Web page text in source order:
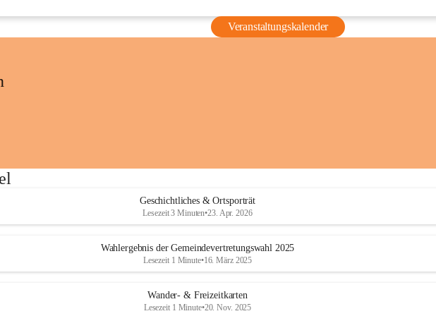
Veranstaltungskalender
Geschichtliches & Ortsporträt
Lesezeit 3 Minuten•23. Apr. 2026
Wahlergebnis der Gemeindevertretungswahl 2025
Lesezeit 1 Minute•16. März 2025
Wander- & Freizeitkarten
Lesezeit 1 Minute•20. Nov. 2025